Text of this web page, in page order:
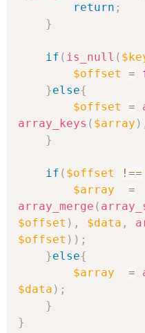
return ;
}
if ( is_null (
$offset
=
}else{
$offset
=
array_keys ( $array )
}
if ( $offset !==
$array
=
array_merge (
$offset ) , $data ,
$offset ) ) ;
}else{
$array
=
$data ) ;
}
}